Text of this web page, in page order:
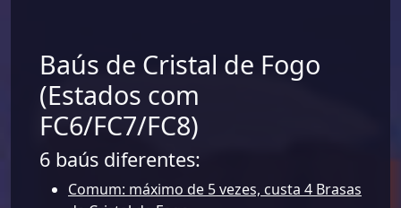
Baús de Cristal de Fogo
(Estados com
FC6/FC7/FC8)
6 baús diferentes:
Comum: máximo de 5 vezes, custa 4 Brasas